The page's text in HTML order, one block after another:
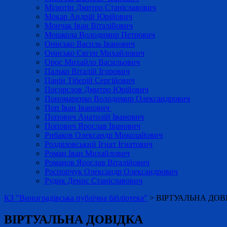
Мілютін Дмитро Станіславович
Мокар Андрій Юрійович
Мончак Іван Віталійович
Мошкола Володимир Петрович
Онисько Василь Іванович
Онисько Євген Михайлович
Орос Михайло Васильович
Палько Віталій Ігорович
Панін Тіберій Сергійович
Погорєлов Дмитро Юрійович
Пономаренко Володимир Олександрович
Поп Іван Іванович
Попович Анатолій Іванович
Попович Ярослав Іванович
Рибаков Олександр Миколайович
Роздяловський Ігнат Ігнатович
Роман Іван Михайлович
Романов Ярослав Віталійович
Роспопчук Олександр Олександрович
Рудик Денис Станіславович
КЗ "Виноградівська публічна бібліотека" > ВІРТУАЛЬНА
ВІРТУАЛЬНА ДОВІДКА